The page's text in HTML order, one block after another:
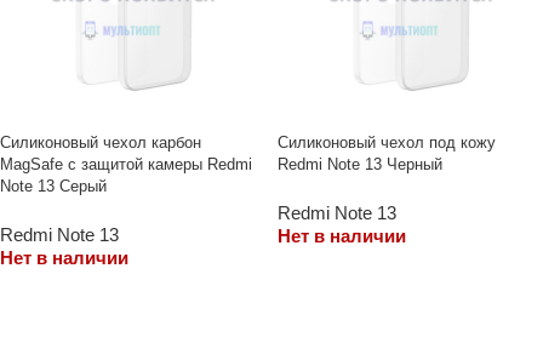
Силиконовый чехол карбон
MagSafe с защитой камеры Redmi
Note 13 Серый
Redmi Note 13
Нет в наличии
Силиконовый чехол под кожу
Redmi Note 13 Черный
Redmi Note 13
Нет в наличии